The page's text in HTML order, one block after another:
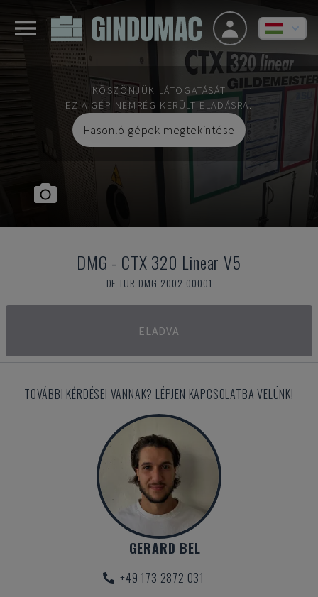
KÖSZÖNJÜK LÁTOGATÁSÁT
EZ A GÉP NEMRÉG KERÜLT ELADÁSRA.
Hasonló gépek megtekintése
DMG - CTX 320 Linear V5
DE-TUR-DMG-2002-00001
ELADVA
TOVÁBBI KÉRDÉSEI VANNAK? LÉPJEN KAPCSOLATBA VELÜNK!
GERARD BEL
+49 173 2872 031